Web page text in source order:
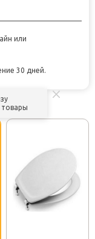
или
30 дней.